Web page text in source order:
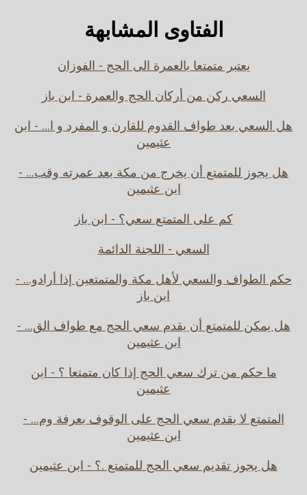
الفتاوى المشابهة
يعتبر متمتعا بالعمرة الى الحج - الفوزان
السعي ركن من أركان الحج والعمرة - ابن باز
هل السعي بعد طواف القدوم للقارن و المفرد و ا... - ابن
عثيمين
هل يجوز للمتمتع أن يخرج من مكة بعد عمرته وقب... -
ابن عثيمين
كم على المتمتع سعي؟ - ابن باز
السعي - اللجنة الدائمة
حكم الطواف والسعي لأهل مكة والمتمتعين إذا أرادو... -
ابن باز
هل يمكن للمتمتع أن يقدم سعي الحج مع طواف الق... -
ابن عثيمين
ما حكم من ترك سعي الحج إذا كان متمتعا ؟ - ابن
عثيمين
المتمتع لا يقدم سعي الحج على الوقوف بعرفة وم... -
ابن عثيمين
هل يجوز تقديم سعي الحج للمتمتع .؟ - ابن عثيمين